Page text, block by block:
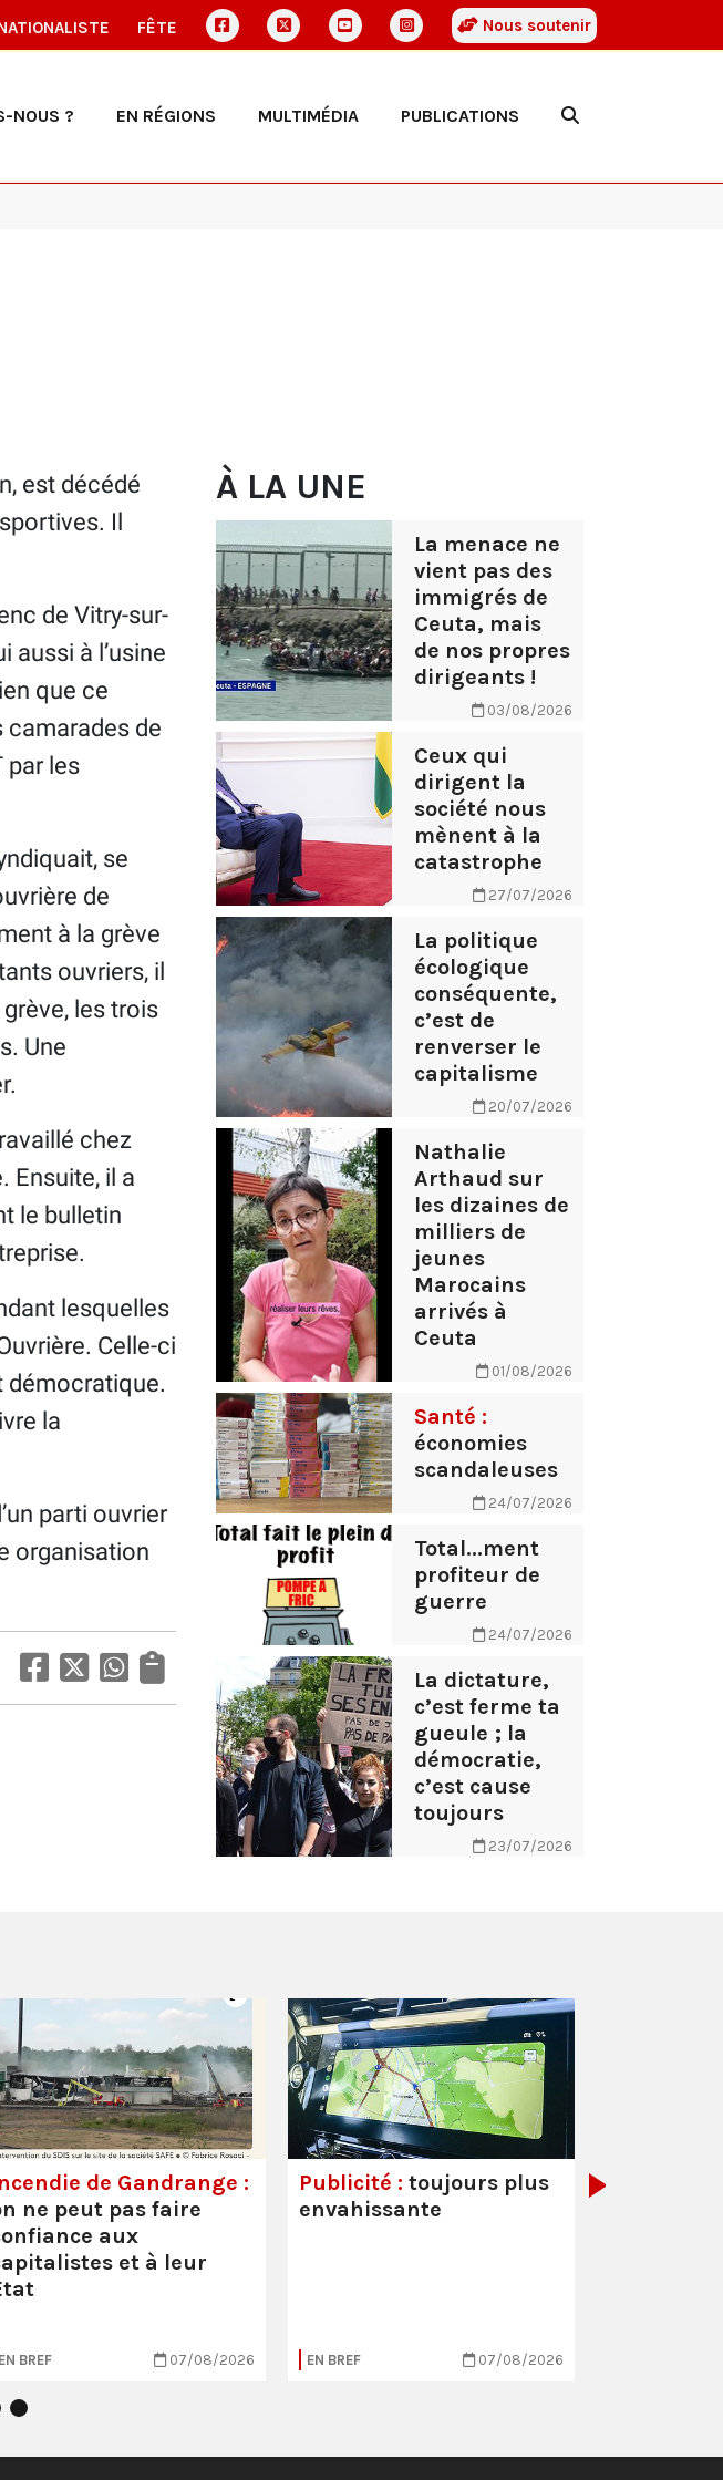
FÊTE Nous soutenir
NOUS ? EN RÉGIONS MULTIMÉDIA PUBLICATIONS
est décédé
Il
de Vitry-sur-
aussi à l’usine
que ce
camarades de
par les
se
de
à la grève
ouvriers, il
les trois
Une
chez
Ensuite, il a
le bulletin
lesquelles
Celle-ci
démocratique.
la
parti ouvrier
organisation
À LA UNE
La menace ne
vient pas des
immigrés de
Ceuta, mais
de nos propres
dirigeants !
03/08/2026
Ceux qui
dirigent la
société nous
mènent à la
catastrophe
27/07/2026
La politique
écologique
conséquente,
c’est de
renverser le
capitalisme
20/07/2026
Nathalie
Arthaud sur
les dizaines de
milliers de
jeunes
Marocains
arrivés à
Ceuta
01/08/2026
Santé :
économies
scandaleuses
24/07/2026
Total...ment
profiteur de
guerre
24/07/2026
La dictature,
c’est ferme ta
gueule ; la
démocratie,
c’est cause
toujours
23/07/2026
de Gandrange :
ne peut pas faire
aux
et à leur
EN BREF 07/08/2026
Publicité : toujours plus
envahissante
EN BREF 07/08/2026